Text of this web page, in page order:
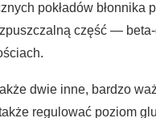
pokładów błonnika
część —
dwie inne, bardzo
regulować poziom